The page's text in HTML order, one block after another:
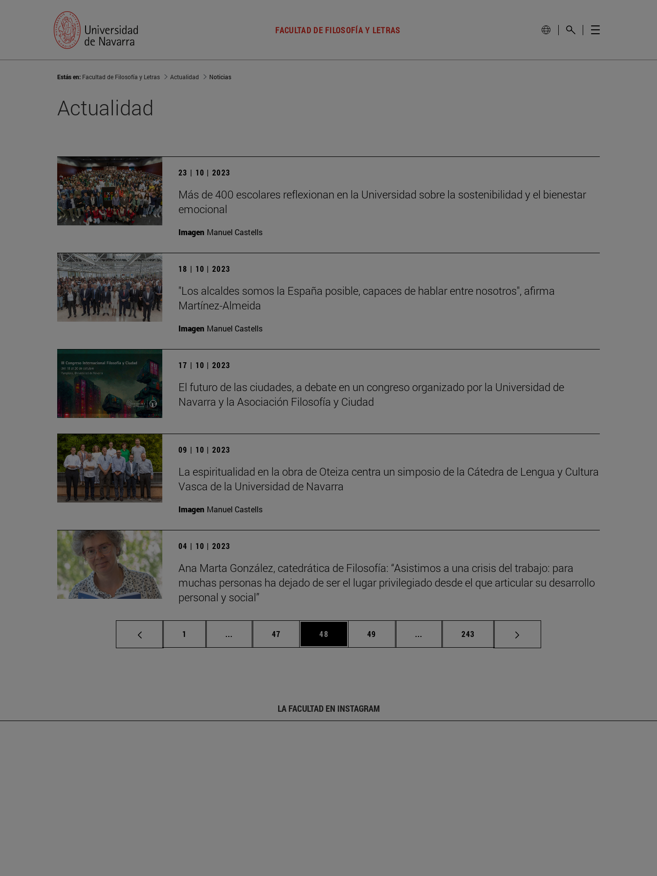
FACULTAD DE FILOSOFÍA Y LETRAS
Estás en: Facultad de Filosofía y Letras Actualidad Noticias
Actualidad
23 | 10 | 2023
Más de 400 escolares reflexionan en la Universidad sobre la sostenibilidad y el bienestar
emocional
Imagen Manuel Castells
18 | 10 | 2023
"Los alcaldes somos la España posible, capaces de hablar entre nosotros", afirma
Martínez-Almeida
Imagen Manuel Castells
17 | 10 | 2023
El futuro de las ciudades, a debate en un congreso organizado por la Universidad de
Navarra y la Asociación Filosofía y Ciudad
09 | 10 | 2023
La espiritualidad en la obra de Oteiza centra un simposio de la Cátedra de Lengua y Cultura
Vasca de la Universidad de Navarra
Imagen Manuel Castells
04 | 10 | 2023
Ana Marta González, catedrática de Filosofía: “Asistimos a una crisis del trabajo: para
muchas personas ha dejado de ser el lugar privilegiado desde el que articular su desarrollo
personal y social”
Página
1 ... Páginas intermedias Use TAB para desplazarse.
Página
47 Página
48 Página
49 ... Páginas intermedias Use TAB para desplazarse.
Página
243
LA FACULTAD EN INSTAGRAM